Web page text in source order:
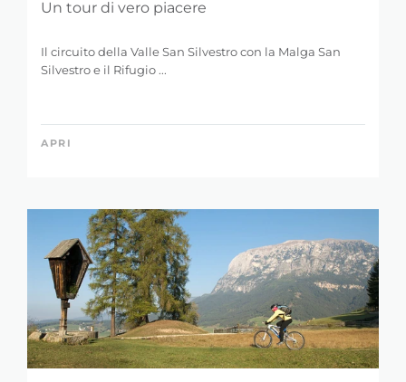
Un tour di vero piacere
Il circuito della Valle San Silvestro con la Malga San
Silvestro e il Rifugio ...
APRI